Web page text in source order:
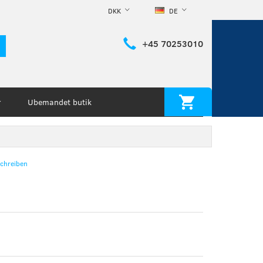
DE
DKK
+45 70253010
Ubemandet butik